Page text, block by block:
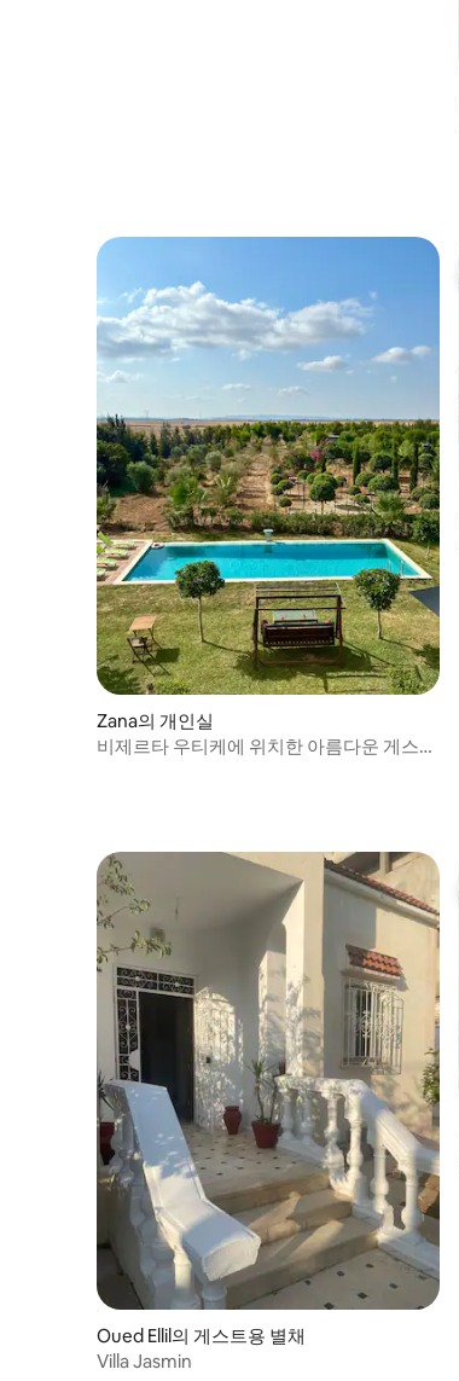
Zana의 개인실
비제르타 우티케에 위치한 아름다운 게스트
Oued Ellil의 게스트용 별채
Villa Jasmin